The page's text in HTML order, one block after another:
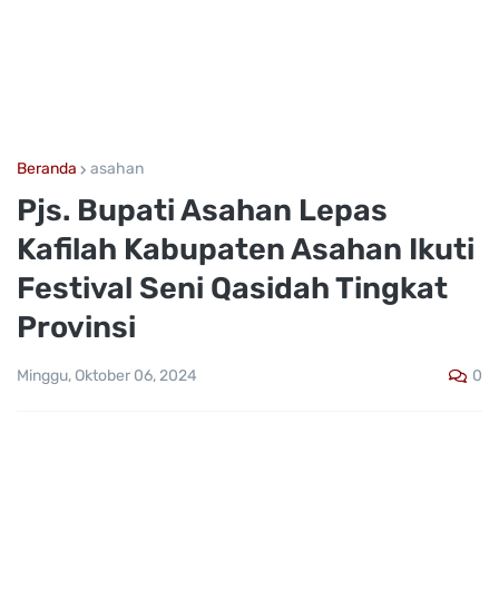
Beranda asahan
Pjs. Bupati Asahan Lepas
Kafilah Kabupaten Asahan Ikuti
Festival Seni Qasidah Tingkat
Provinsi
Minggu, Oktober 06, 2024 0